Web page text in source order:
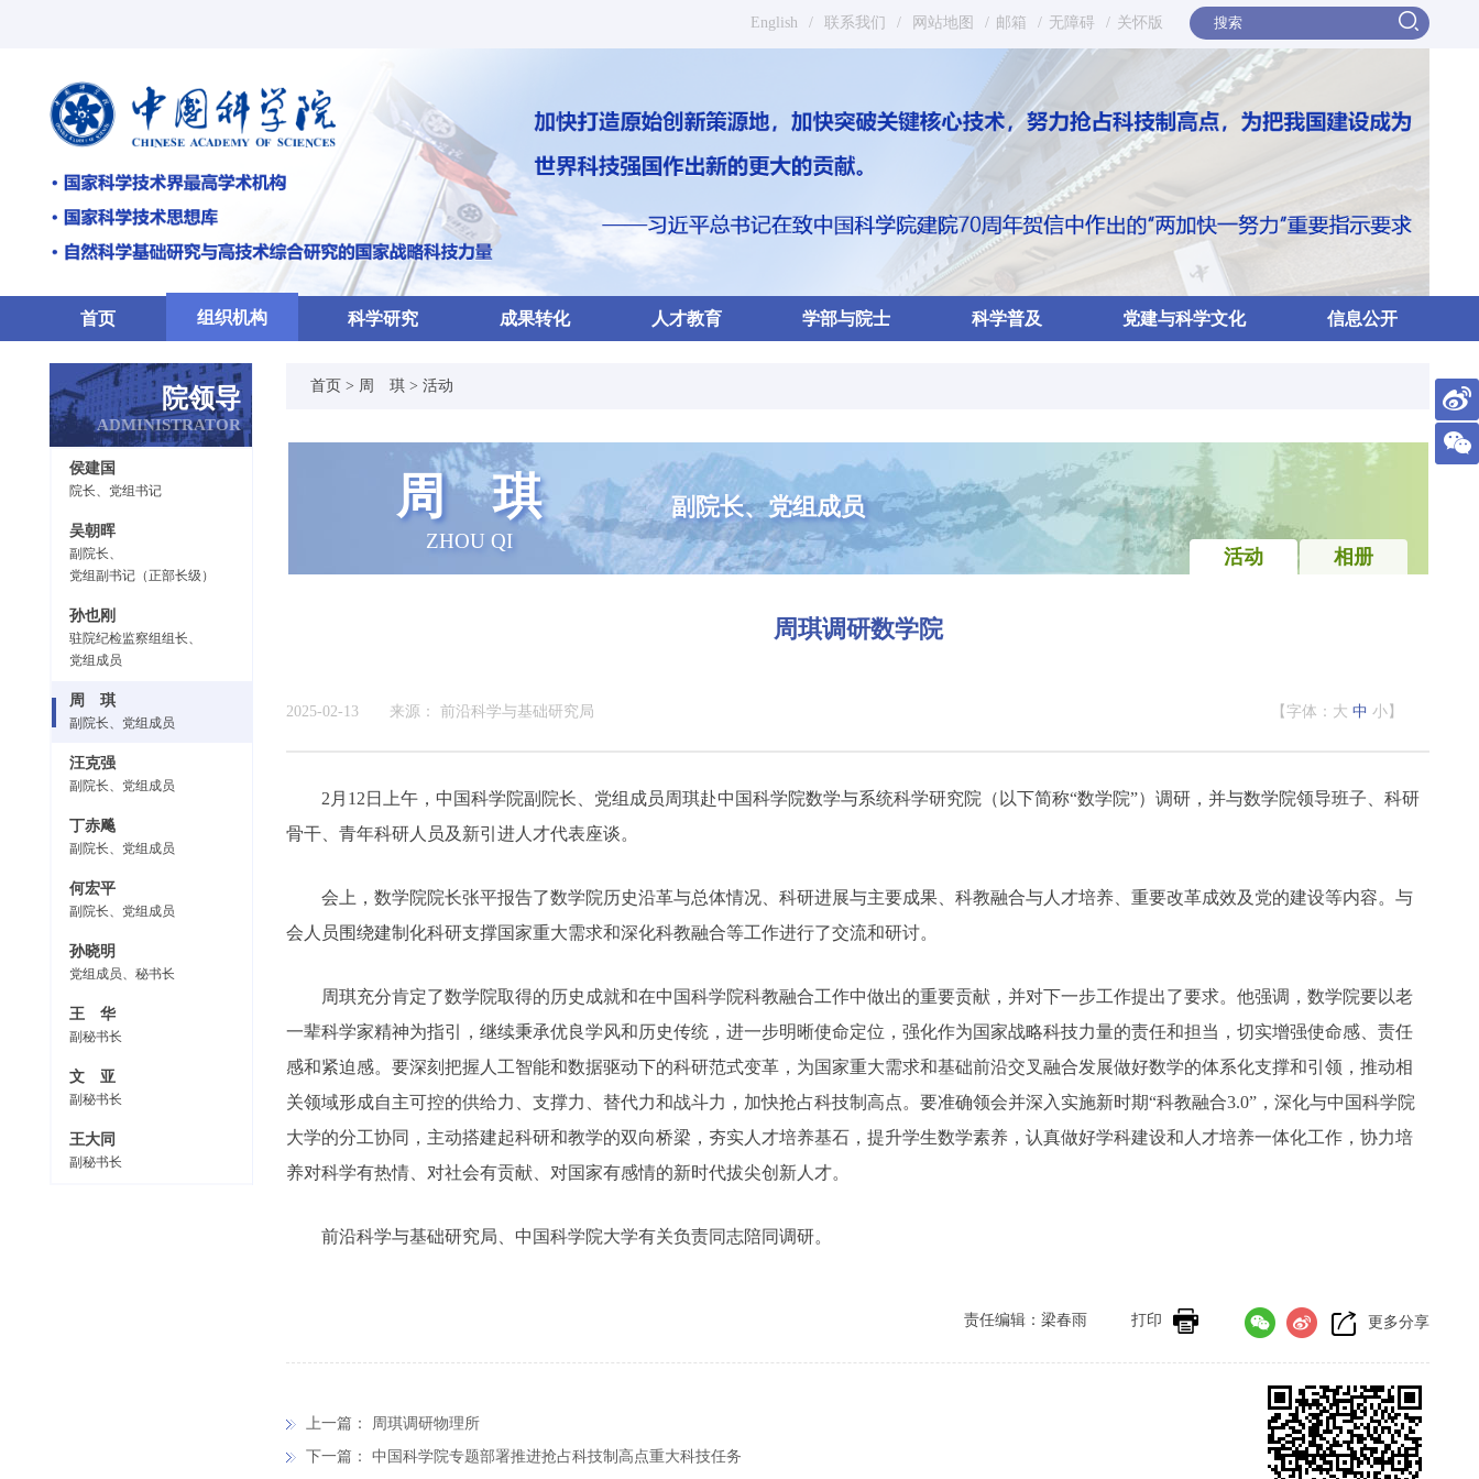
English / 联系我们 / 网站地图 / 邮箱 / 无障碍 / 关怀版
首页 组织机构 科学研究 成果转化 人才教育 学部与院士 科学普及 党建与科学文化 信息公开
院领导
ADMINISTRATOR
侯建国
院长、党组书记
吴朝晖
副院长、
党组副书记（正部长级）
孙也刚
驻院纪检监察组组长、
党组成员
周 琪
副院长、党组成员
汪克强
副院长、党组成员
丁赤飚
副院长、党组成员
何宏平
副院长、党组成员
孙晓明
党组成员、秘书长
王 华
副秘书长
文 亚
副秘书长
王大同
副秘书长
首页 > 周 琪 > 活动
周 琪
ZHOU QI
副院长、党组成员
活动 相册
周琪调研数学院
2025-02-13 来源： 前沿科学与基础研究局 【字体： 大 中 小 】
2月12日上午，中国科学院副院长、党组成员周琪赴中国科学院数学与系统科学研究院（以下简称“数学院”）调研，并与数学院领导班子、科研
骨干、青年科研人员及新引进人才代表座谈。
会上，数学院院长张平报告了数学院历史沿革与总体情况、科研进展与主要成果、科教融合与人才培养、重要改革成效及党的建设等内容。与
会人员围绕建制化科研支撑国家重大需求和深化科教融合等工作进行了交流和研讨。
周琪充分肯定了数学院取得的历史成就和在中国科学院科教融合工作中做出的重要贡献，并对下一步工作提出了要求。他强调，数学院要以老
一辈科学家精神为指引，继续秉承优良学风和历史传统，进一步明晰使命定位，强化作为国家战略科技力量的责任和担当，切实增强使命感、责任
感和紧迫感。要深刻把握人工智能和数据驱动下的科研范式变革，为国家重大需求和基础前沿交叉融合发展做好数学的体系化支撑和引领，推动相
关领域形成自主可控的供给力、支撑力、替代力和战斗力，加快抢占科技制高点。要准确领会并深入实施新时期“科教融合3.0”，深化与中国科学院
大学的分工协同，主动搭建起科研和教学的双向桥梁，夯实人才培养基石，提升学生数学素养，认真做好学科建设和人才培养一体化工作，协力培
养对科学有热情、对社会有贡献、对国家有感情的新时代拔尖创新人才。
前沿科学与基础研究局、中国科学院大学有关负责同志陪同调研。
更多分享
打印
责任编辑：梁春雨
上一篇： 周琪调研物理所
下一篇： 中国科学院专题部署推进抢占科技制高点重大科技任务